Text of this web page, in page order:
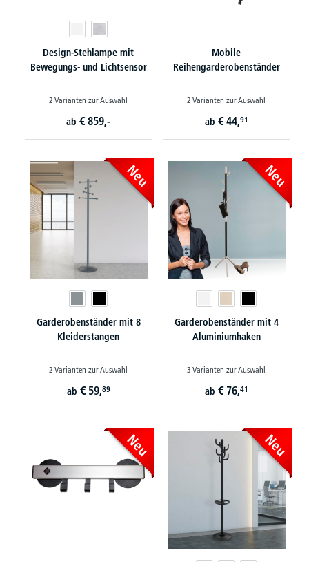
Design-Stehlampe mit
Bewegungs- und Lichtsensor
2 Varianten zur Auswahl
ab € 859,-
Mobile
Reihengarderobenständer
2 Varianten zur Auswahl
ab € 44,91
Neu
Garderobenständer mit 8
Kleiderstangen
2 Varianten zur Auswahl
ab € 59,89
Neu
Garderobenständer mit 4
Aluminiumhaken
3 Varianten zur Auswahl
ab € 76,41
Neu Neu